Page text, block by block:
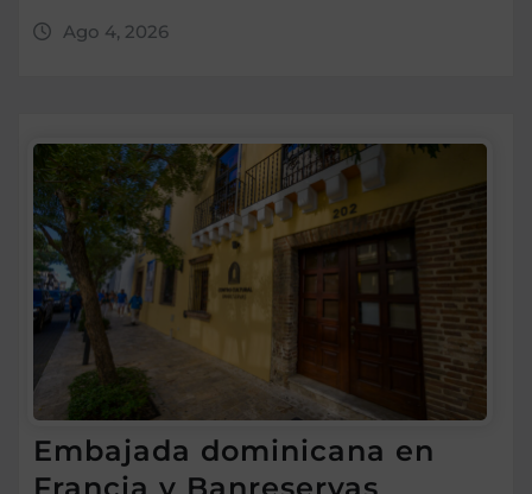
Ago 4, 2026
Embajada dominicana en
Francia y Banreservas